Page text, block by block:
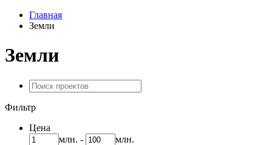
Главная
Земли
Земли
Фильтр
Цена
млн. -
млн.